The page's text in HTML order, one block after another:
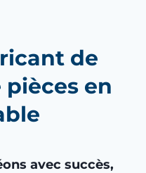
de
en
avec succès,